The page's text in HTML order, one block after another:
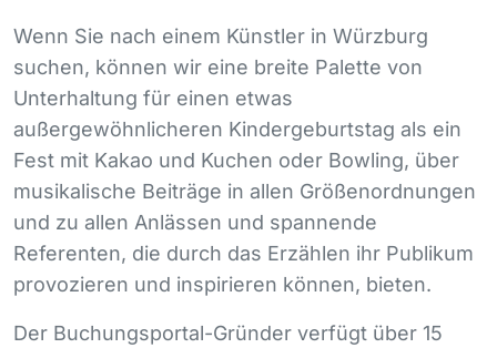
Wenn Sie nach einem Künstler in Würzburg
suchen, können wir eine breite Palette von
Unterhaltung für einen etwas
außergewöhnlicheren Kindergeburtstag als ein
Fest mit Kakao und Kuchen oder Bowling, über
musikalische Beiträge in allen Größenordnungen
und zu allen Anlässen und spannende
Referenten, die durch das Erzählen ihr Publikum
provozieren und inspirieren können, bieten.
Der Buchungsportal-Gründer verfügt über 15